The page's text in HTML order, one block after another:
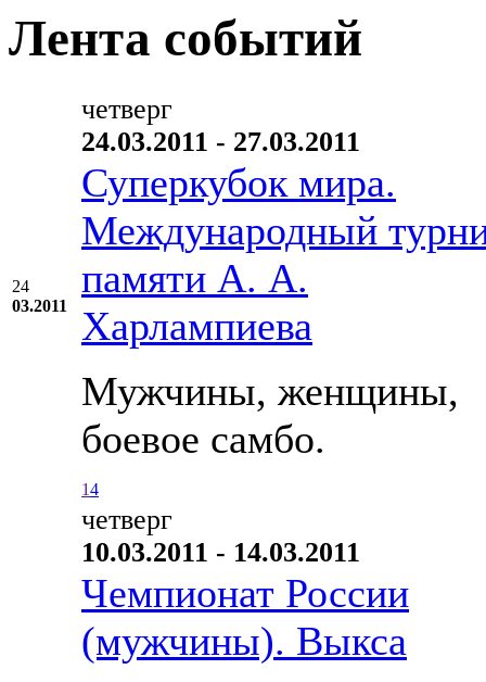
Лента событий
24
03.2011
четверг
24.03.2011 - 27.03.2011
Суперкубок мира.
Международный
памяти А. А.
Харлампиева
Мужчины, женщины,
боевое самбо.
14
четверг
10.03.2011 - 14.03.2011
Чемпионат России
(мужчины). Выкса